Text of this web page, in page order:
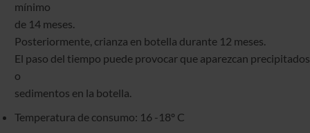
mínimo
de 14 meses.
Posteriormente, crianza en botella durante 12 meses.
El paso del tiempo puede provocar que aparezcan precipitados
o
sedimentos en la botella.
Temperatura de consumo: 16 -18º C